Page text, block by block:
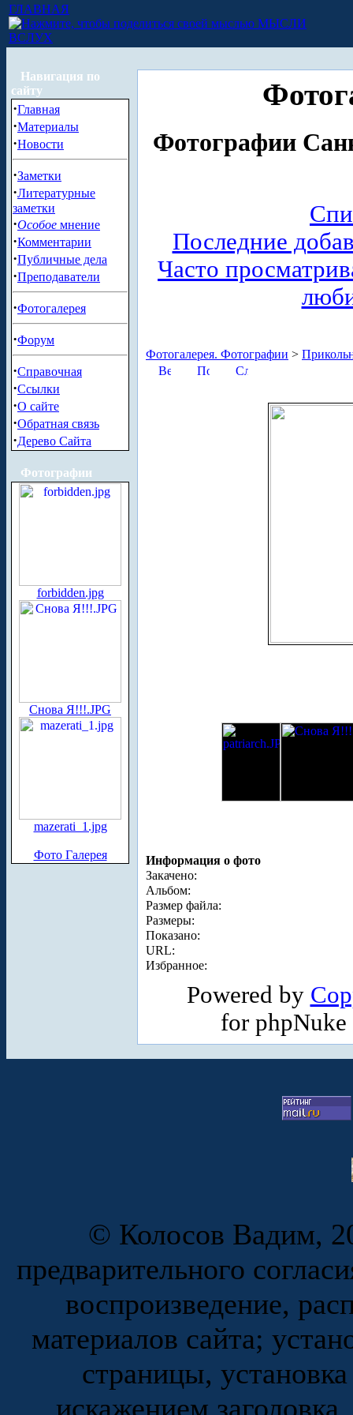
ГЛАВНАЯ
МЫСЛИ
ВСЛУХ
Навигация по
сайту
·Главная
·Материалы
·Новости
·Заметки
·Литературные
заметки
·Особое мнение
·Комментарии
·Публичные дела
·Преподаватели
·Фотогалерея
·Форум
·Справочная
·Ссылки
·О сайте
·Обратная связь
·Дерево Сайта
Фотографии
forbidden.jpg
Снова Я!!!.JPG
mazerati_1.jpg
Фото Галерея
Фотографии
Последние
Часто
Фотогалерея. Фотографии >
Информация о фото
Закачено:
Альбом:
Размер файла:
Размеры:
Показано:
URL:
Избранное:
Powered by
for
© Колосов Вадим,
предварительного
воспроизведение,
материалов сайта;
страницы,
искажением